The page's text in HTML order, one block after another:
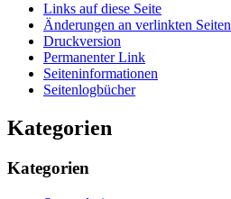
Links auf diese Seite
Änderungen an verlinkten Seiten
Druckversion
Permanenter Link
Seiten­­informationen
Seitenlogbücher
Kategorien
Kategorien